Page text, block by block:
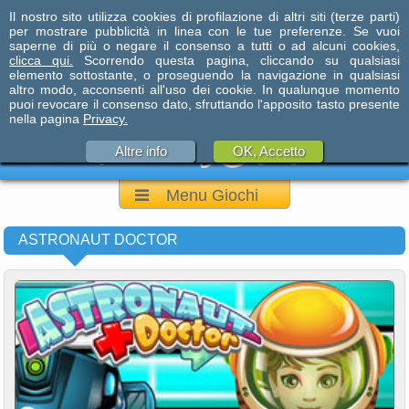
Menu Giochi
ASTRONAUT DOCTOR
Il nostro sito utilizza cookies di profilazione di altri siti (terze parti)
per mostrare pubblicità in linea con le tue preferenze. Se vuoi
saperne di più o negare il consenso a tutti o ad alcuni cookies,
clicca qui.
Scorrendo questa pagina, cliccando su qualsiasi
elemento sottostante, o proseguendo la navigazione in qualsiasi
altro modo, acconsenti all'uso dei cookie. In qualunque momento
puoi revocare il consenso dato, sfruttando l'apposito tasto presente
nella pagina Privacy.
Altre info OK, Accetto